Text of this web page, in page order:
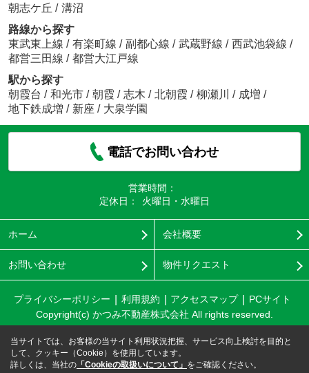
朝志ケ丘 / 溝沼
路線から探す
東武東上線 / 有楽町線 / 副都心線 / 武蔵野線 / 西武池袋線 /
都営三田線 / 都営大江戸線
駅から探す
朝霞台 / 和光市 / 朝霞 / 志木 / 北朝霞 / 柳瀬川 / 成増 /
地下鉄成増 / 新座 / 大泉学園
電話でお問い合わせ
営業時間：
定休日：
火曜日・水曜日
ホーム 会社概要
お問い合わせ 物件リクエスト
プライバシーポリシー 利用規約 アクセスマップ
PCサイト
Copyright(c) かつみ不動産株式会社 All rights reserved.
当サイトでは、お客様の当サイト利用状況把握、サービス向上検討を目的と
して、クッキー（Cookie）を使用しています。
詳しくは、当社の 「Cookieの取扱いについて」 をご確認ください。